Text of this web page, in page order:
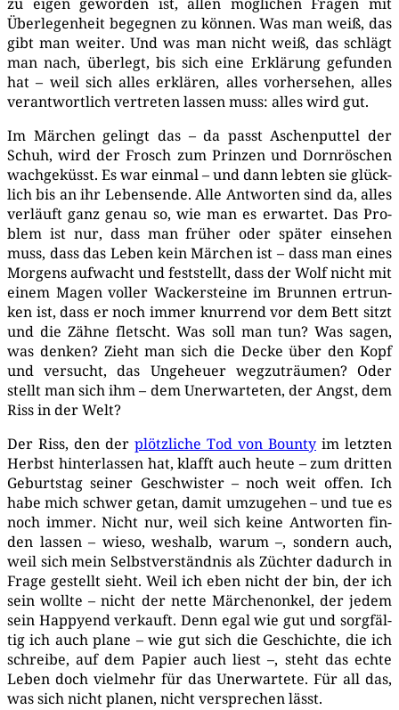
Über­le­gen­heit begeg­nen zu kön­nen. Was man weiß, das
gibt man wei­ter. Und was man nicht weiß, das schlägt
man nach, über­legt, bis sich eine Erklä­rung gefun­den
hat – weil sich alles erklä­ren, alles vor­her­se­hen, alles
ver­ant­wort­lich ver­tre­ten las­sen muss: alles wird gut.
Im Mär­chen gelingt das – da passt Aschen­put­tel der
Schuh, wird der Frosch zum Prin­zen und Dorn­rös­chen
wach­ge­küsst. Es war ein­mal – und dann leb­ten sie glück­
lich bis an ihr Lebens­en­de. Alle Ant­wor­ten sind da, alles
ver­läuft ganz genau so, wie man es erwar­tet. Das Pro­
blem ist nur, dass man frü­her oder spä­ter ein­se­hen
muss, dass das Leben kein Mär­chen ist – dass man eines
Mor­gens auf­wacht und fest­stellt, dass der Wolf nicht mit
einem Magen vol­ler Wacker­stei­ne im Brun­nen ertrun­
ken ist, dass er noch immer knur­rend vor dem Bett sitzt
und die Zäh­ne fletscht. Was soll man tun? Was sagen,
was den­ken? Zieht man sich die Decke über den Kopf
und ver­sucht, das Unge­heu­er weg­zu­träu­men? Oder
stellt man sich ihm – dem Uner­war­te­ten, der Angst, dem
Riss in der Welt?
Der Riss, den der plötz­li­che Tod von Boun­ty im letz­ten
Herbst hin­ter­las­sen hat, klafft auch heu­te – zum drit­ten
Geburts­tag sei­ner Geschwis­ter – noch weit offen. Ich
habe mich schwer getan, damit umzu­ge­hen – und tue es
noch immer. Nicht nur, weil sich kei­ne Ant­wor­ten fin­
den las­sen – wie­so, wes­halb, war­um –, son­dern auch,
weil sich mein Selbst­ver­ständ­nis als Züch­ter dadurch in
Fra­ge gestellt sieht. Weil ich eben nicht der bin, der ich
sein woll­te – nicht der net­te Mär­chen­on­kel, der jedem
sein Hap­py­end ver­kauft. Denn egal wie gut und sorg­fäl­
tig ich auch pla­ne – wie gut sich die Geschich­te, die ich
schrei­be, auf dem Papier auch liest –, steht das ech­te
Leben doch viel­mehr für das Uner­war­te­te. Für all das,
was sich nicht pla­nen, nicht ver­spre­chen lässt.